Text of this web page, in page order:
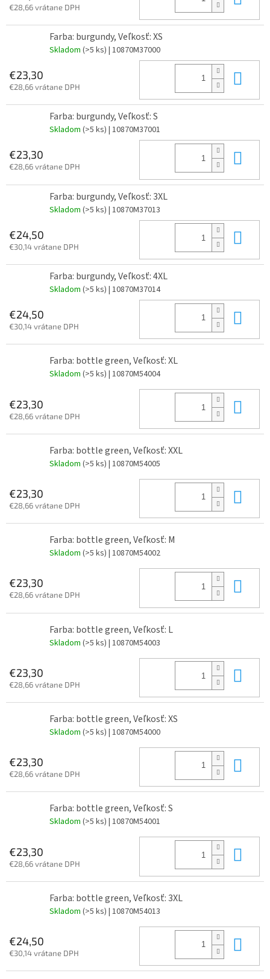
€28,66 vrátane DPH
Farba: burgundy, Veľkosť: XS
Skladom (>5 ks) | 10870M37000
€23,30
€28,66 vrátane DPH
Farba: burgundy, Veľkosť: S
Skladom (>5 ks) | 10870M37001
€23,30
€28,66 vrátane DPH
Farba: burgundy, Veľkosť: 3XL
Skladom (>5 ks) | 10870M37013
€24,50
€30,14 vrátane DPH
Farba: burgundy, Veľkosť: 4XL
Skladom (>5 ks) | 10870M37014
€24,50
€30,14 vrátane DPH
Farba: bottle green, Veľkosť: XL
Skladom (>5 ks) | 10870M54004
€23,30
€28,66 vrátane DPH
Farba: bottle green, Veľkosť: XXL
Skladom (>5 ks) | 10870M54005
€23,30
€28,66 vrátane DPH
Farba: bottle green, Veľkosť: M
Skladom (>5 ks) | 10870M54002
€23,30
€28,66 vrátane DPH
Farba: bottle green, Veľkosť: L
Skladom (>5 ks) | 10870M54003
€23,30
€28,66 vrátane DPH
Farba: bottle green, Veľkosť: XS
Skladom (>5 ks) | 10870M54000
€23,30
€28,66 vrátane DPH
Farba: bottle green, Veľkosť: S
Skladom (>5 ks) | 10870M54001
€23,30
€28,66 vrátane DPH
Farba: bottle green, Veľkosť: 3XL
Skladom (>5 ks) | 10870M54013
€24,50
€30,14 vrátane DPH